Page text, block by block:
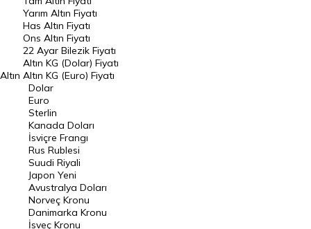
DÖVİZ
Döviz Kuru
Dolar Kuru
Euro Kuru
Pound Kuru
Frank Kuru
Riyal Kuru
Avustralya Doları
Danimarka Kronu Kuru
Kanada Doları Kuru
Altın
Yarım Altın Fiyatı
Has Altın Fiyatı
Ons Altın Fiyatı
22 Ayar Bilezik Fiyatı
Altın KG (Dolar) Fiyatı
Altın KG (Euro) Fiyatı
Dolar
Euro
Sterlin
Kanada Doları
İsviçre Frangı
Rus Rublesi
Suudi Riyali
Japon Yeni
Avustralya Doları
Norveç Kronu
Danimarka Kronu
İsveç Kronu